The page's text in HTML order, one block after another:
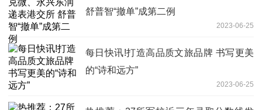
舒普智“撤单”成第二例
2023-06-25
每日快讯!打造高品质文旅品牌 书写更美
的“诗和远方”
2023-06-25